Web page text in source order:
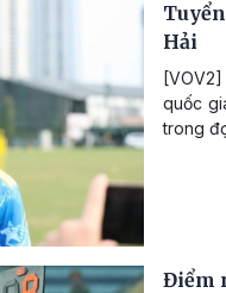
Hải
quốc
trong
Điểm